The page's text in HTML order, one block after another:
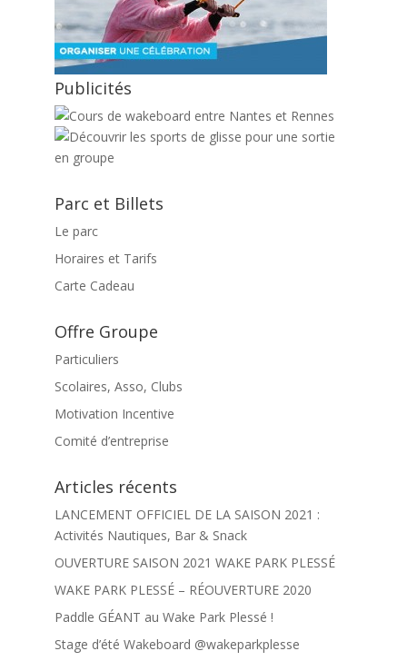
Publicités
Parc et Billets
Le parc
Horaires et Tarifs
Carte Cadeau
Offre Groupe
Particuliers
Scolaires, Asso, Clubs
Motivation Incentive
Comité d’entreprise
Articles récents
LANCEMENT OFFICIEL DE LA SAISON 2021 :
Activités Nautiques, Bar & Snack
OUVERTURE SAISON 2021 WAKE PARK PLESSÉ
WAKE PARK PLESSÉ – RÉOUVERTURE 2020
Paddle GÉANT au Wake Park Plessé !
Stage d’été Wakeboard @wakeparkplesse